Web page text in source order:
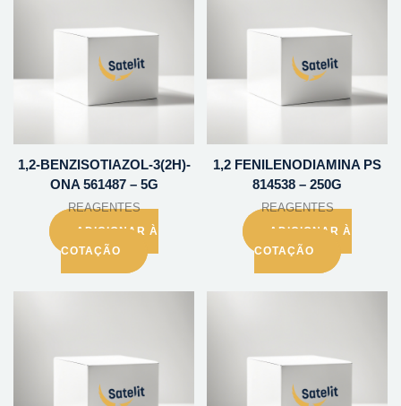
1,2-BENZISOTIAZOL-3(2H)-
ONA 561487 – 5G
REAGENTES
ADICIONAR À
COTAÇÃO
1,2 FENILENODIAMINA PS
814538 – 250G
REAGENTES
ADICIONAR À
COTAÇÃO